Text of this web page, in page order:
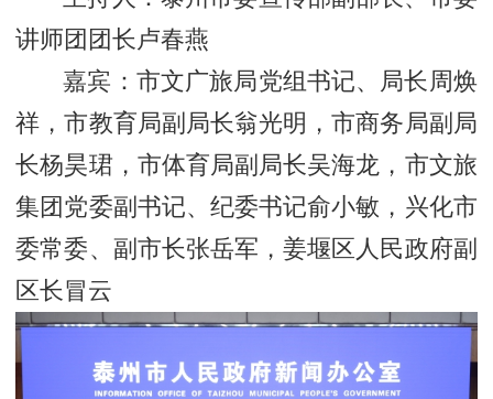
讲师团团长卢春燕
嘉宾： 市文广旅局党组书记、局长周焕
祥，市教育局副局长翁光明，市商务局副局
长杨昊珺，市体育局副局长吴海龙，市文旅
集团党委副书记、纪委书记俞小敏，兴化市
委常委、副市长张岳军，姜堰区人民政府副
区长冒云